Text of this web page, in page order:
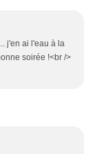
j'en ai l'eau à la
soirée !<br />